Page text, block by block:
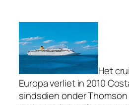
Het
Europa verliet in 2010
sindsdien onder